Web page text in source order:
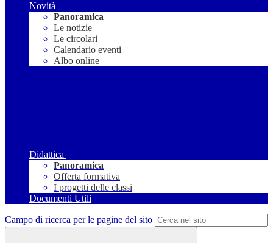
Novità
Panoramica
Le notizie
Le circolari
Calendario eventi
Albo online
Didattica
Panoramica
Offerta formativa
I progetti delle classi
Documenti Utili
Campo di ricerca per le pagine del sito